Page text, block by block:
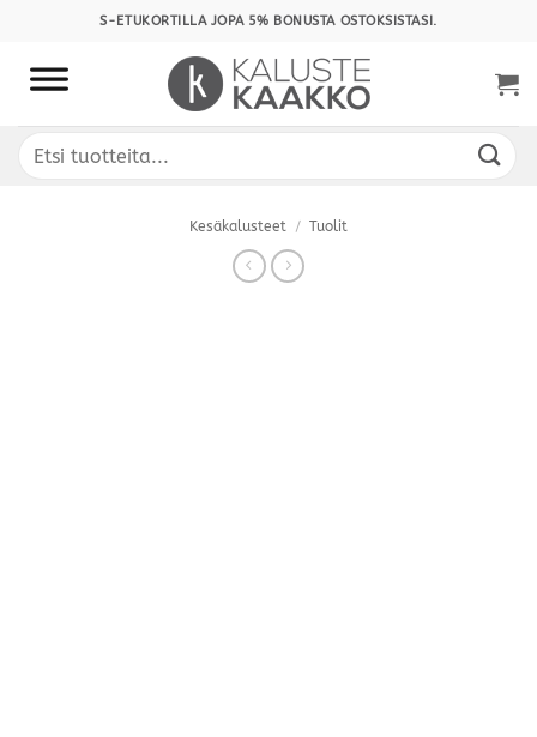
content
S-ETUKORTILLA JOPA 5% BONUSTA OSTOKSISTASI.
Etsi:
Kesäkalusteet / Tuolit